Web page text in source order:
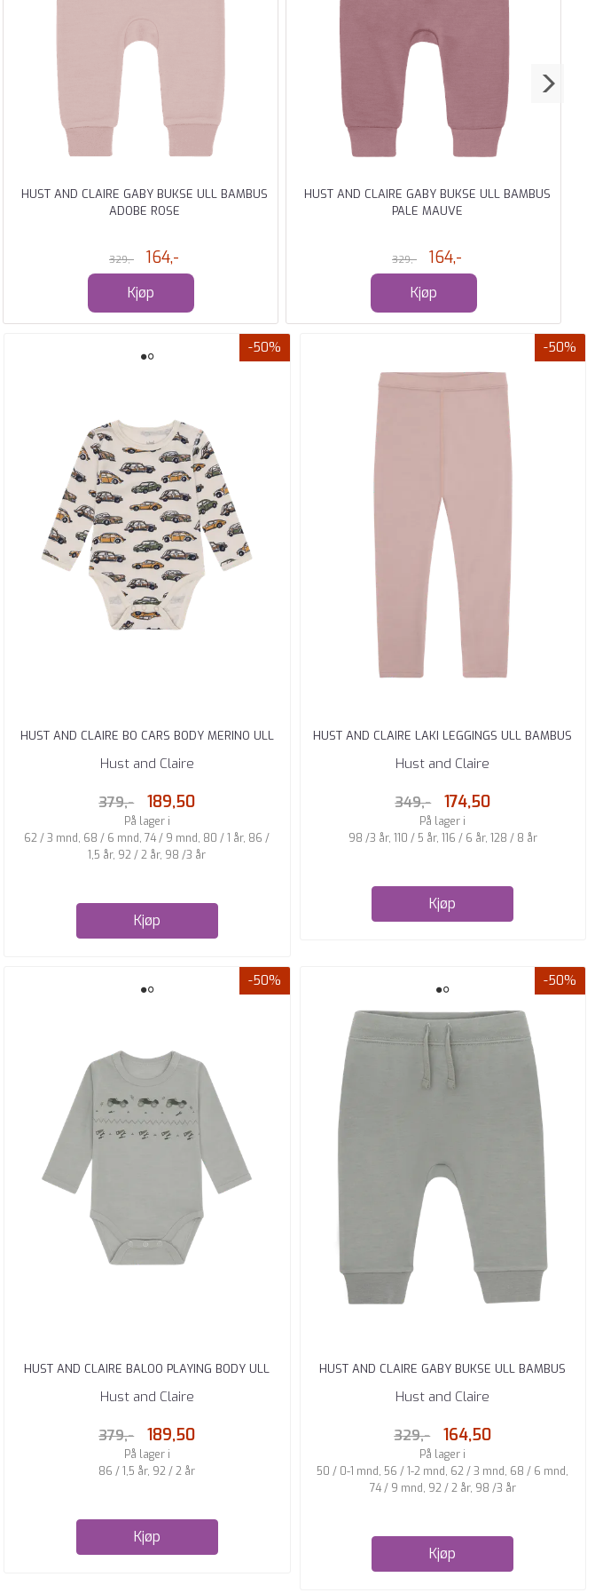
HUST AND CLAIRE GABY BUKSE ULL BAMBUS
ADOBE ROSE
329,- 164,-
Kjøp
HUST AND CLAIRE GABY BUKSE ULL BAMBUS
PALE MAUVE
329,- 164,-
Kjøp
-50%
HUST AND CLAIRE BO CARS BODY MERINO ULL
FRENCH ...
Hust and Claire
379,- 189,50
På lager i
62 / 3 mnd, 68 / 6 mnd, 74 / 9 mnd, 80 / 1 år, 86 /
1,5 år, 92 / 2 år, 98 /3 år
Kjøp
-50%
HUST AND CLAIRE LAKI LEGGINGS ULL BAMBUS
ADOBE ...
Hust and Claire
349,- 174,50
På lager i
98 /3 år, 110 / 5 år, 116 / 6 år, 128 / 8 år
Kjøp
-50%
HUST AND CLAIRE BALOO PLAYING BODY ULL
BAMBUS ...
Hust and Claire
379,- 189,50
På lager i
86 / 1,5 år, 92 / 2 år
Kjøp
-50%
HUST AND CLAIRE GABY BUKSE ULL BAMBUS
FOREST FOG
Hust and Claire
329,- 164,50
På lager i
50 / 0-1 mnd, 56 / 1-2 mnd, 62 / 3 mnd, 68 / 6 mnd,
74 / 9 mnd, 92 / 2 år, 98 /3 år
Kjøp